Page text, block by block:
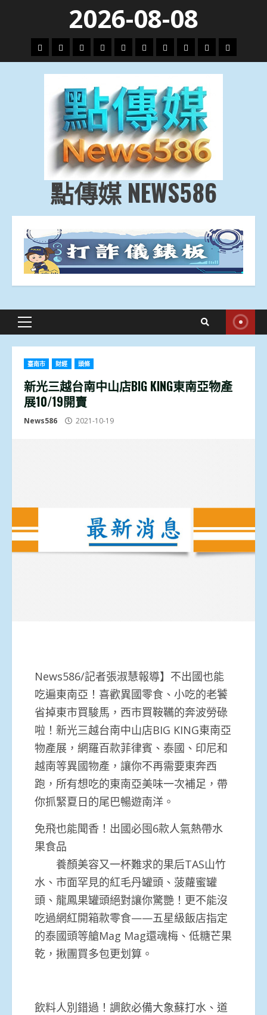
content
2026-08-08
頭
條
財
經
地
方.
會
文
教.
技
專
題
娛
樂
劇
政
治
國
際
運
動
生
活
點傳媒 NEWS586
Primary
臺南市 財經 頭條
新光三越台南中山店BIG KING東南亞物產
展10/19開賣
News586 2021-10-19
News586/記者張淑慧報導】不出國也能
吃遍東南亞！喜歡異國零食、小吃的老饕
省掉東市買駿馬，西市買鞍韉的奔波勞碌
啦！新光三越台南中山店BIG KING東南亞
物產展，網羅百款菲律賓、泰國、印尼和
越南等異國物產，讓你不再需要東奔西
跑，所有想吃的東南亞美味一次補足，帶
你抓緊夏日的尾巴暢遊南洋。
免飛也能聞香！出國必囤6款人氣熱帶水
果食品
養顏美容又一杯難求的果后TAS山竹
水、市面罕見的紅毛丹罐頭、菠蘿蜜罐
頭、龍鳳果罐頭絕對讓你驚艷！更不能沒
吃過網紅開箱款零食——五星級飯店指定
的泰國頭等艙Mag Mag還魂梅、低糖芒果
乾，揪團買多包更划算。
飲料人別錯過！調飲必備大象蘇打水、道